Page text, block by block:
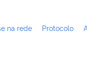
na rede Protocolo